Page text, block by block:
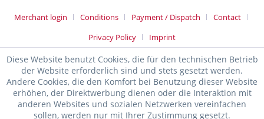
Merchant login Conditions Payment / Dispatch
Contact
Privacy Policy
Imprint
Diese Website benutzt Cookies, die für den technischen Betrieb
der Website erforderlich sind und stets gesetzt werden.
Andere Cookies, die den Komfort bei Benutzung dieser Website
erhöhen, der Direktwerbung dienen oder die Interaktion mit
anderen Websites und sozialen Netzwerken vereinfachen
sollen, werden nur mit Ihrer Zustimmung gesetzt.